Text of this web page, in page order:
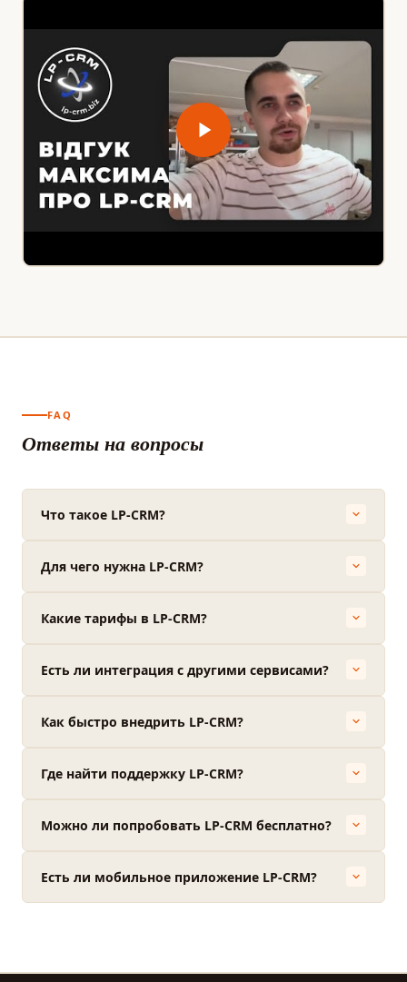
FAQ
Ответы на вопросы
Что такое LP-CRM?
Для чего нужна LP-CRM?
Какие тарифы в LP-CRM?
Есть ли интеграция с другими сервисами?
Как быстро внедрить LP-CRM?
Где найти поддержку LP-CRM?
Можно ли попробовать LP-CRM бесплатно?
Есть ли мобильное приложение LP-CRM?